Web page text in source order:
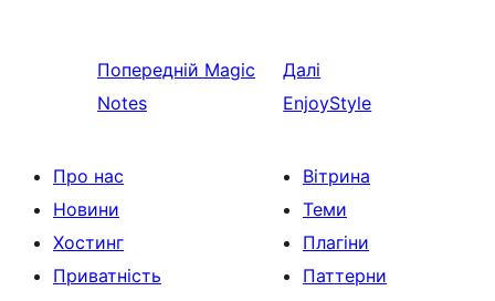
Попередній Magic
Notes
Далі
EnjoyStyle
Про нас
Новини
Хостинг
Приватність
Вітрина
Теми
Плагіни
Паттерни